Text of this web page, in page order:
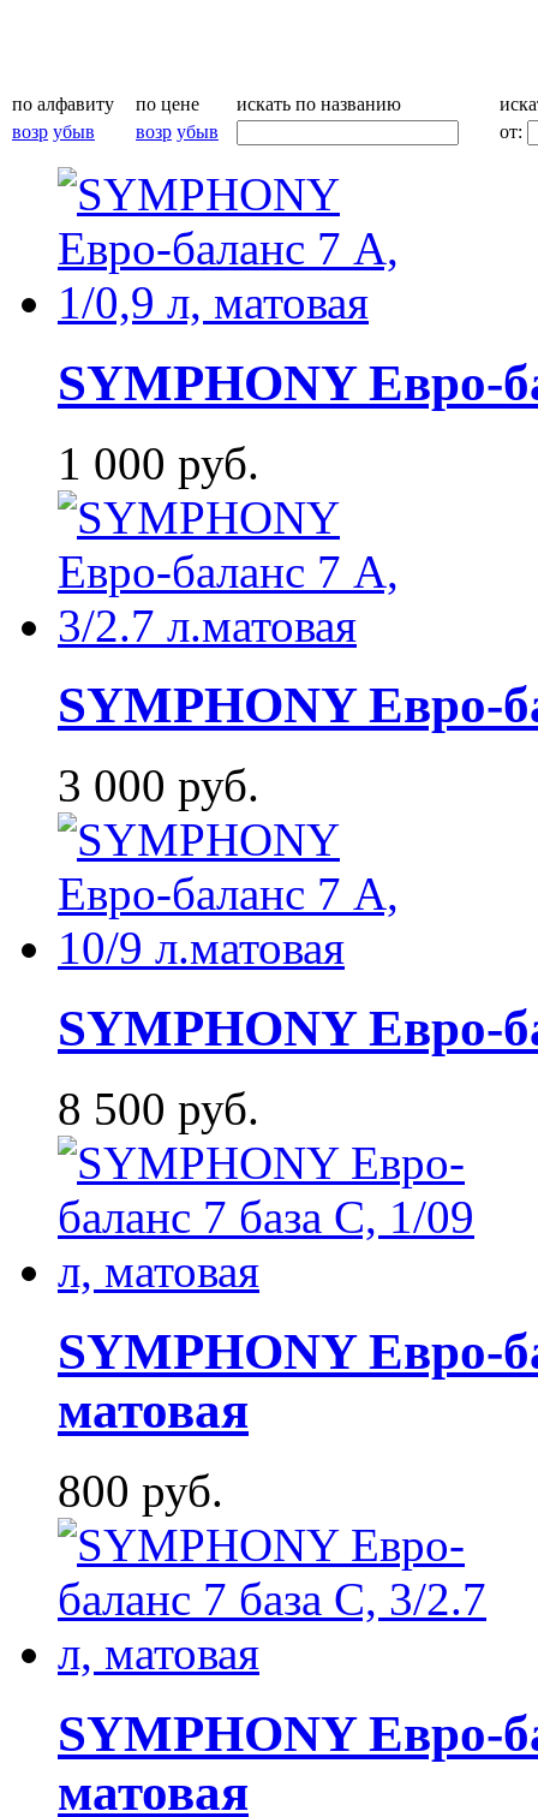
по алфавиту по цене искать по названию
возр убыв возр убыв от:
SYMPHONY Евро-
1 000 руб.
SYMPHONY Евро-
3 000 руб.
SYMPHONY Евро-
8 500 руб.
SYMPHONY Евро-
матовая
800 руб.
SYMPHONY Евро-
матовая